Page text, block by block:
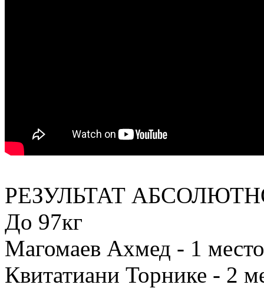
РЕЗУЛЬТАТ
До 97кг
Магомаев Ахмед - 1 место
Квитатиани Торнике - 2